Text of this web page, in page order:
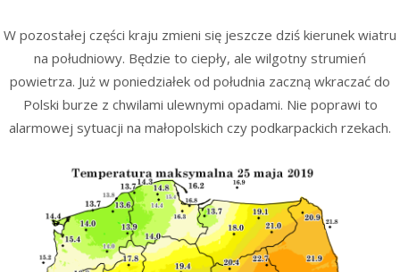
W pozostałej części kraju zmieni się jeszcze dziś kierunek wiatru
na południowy. Będzie to ciepły, ale wilgotny strumień
powietrza. Już w poniedziałek od południa zaczną wkraczać do
Polski burze z chwilami ulewnymi opadami. Nie poprawi to
alarmowej sytuacji na małopolskich czy podkarpackich rzekach.